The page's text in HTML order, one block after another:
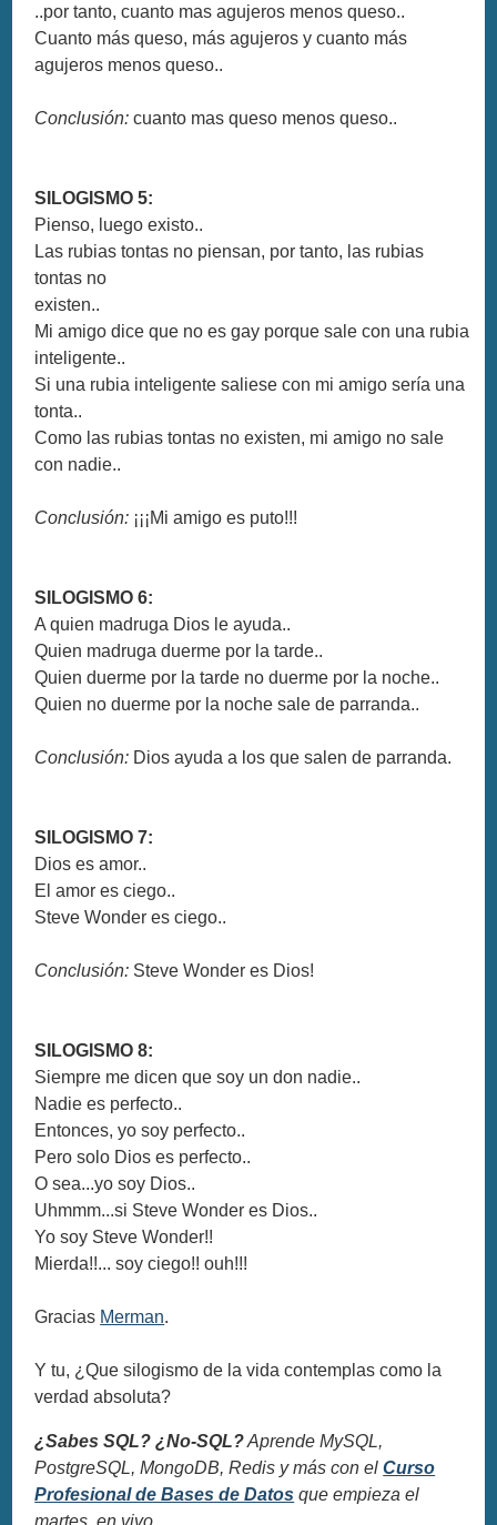
..por tanto, cuanto mas agujeros menos queso..
Cuanto más queso, más agujeros y cuanto más
agujeros menos queso..
Conclusión: cuanto mas queso menos queso..
SILOGISMO 5:
Pienso, luego existo..
Las rubias tontas no piensan, por tanto, las rubias
tontas no
existen..
Mi amigo dice que no es gay porque sale con una rubia
inteligente..
Si una rubia inteligente saliese con mi amigo sería una
tonta..
Como las rubias tontas no existen, mi amigo no sale
con nadie..
Conclusión: ¡¡¡Mi amigo es puto!!!
SILOGISMO 6:
A quien madruga Dios le ayuda..
Quien madruga duerme por la tarde..
Quien duerme por la tarde no duerme por la noche..
Quien no duerme por la noche sale de parranda..
Conclusión: Dios ayuda a los que salen de parranda.
SILOGISMO 7:
Dios es amor..
El amor es ciego..
Steve Wonder es ciego..
Conclusión: Steve Wonder es Dios!
SILOGISMO 8:
Siempre me dicen que soy un don nadie..
Nadie es perfecto..
Entonces, yo soy perfecto..
Pero solo Dios es perfecto..
O sea...yo soy Dios..
Uhmmm...si Steve Wonder es Dios..
Yo soy Steve Wonder!!
Mierda!!... soy ciego!! ouh!!!
Gracias Merman.
Y tu, ¿Que silogismo de la vida contemplas como la
verdad absoluta?
¿Sabes SQL? ¿No-SQL?Aprende MySQL,
PostgreSQL, MongoDB, Redis y más con elCurso
Profesional de Bases de Datos que empieza el
martes, en vivo.